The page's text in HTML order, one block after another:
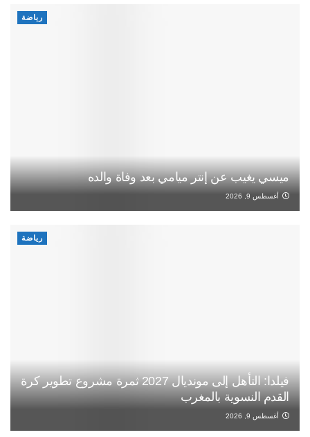
رياضة
ميسي يغيب عن إنتر ميامي بعد وفاة والده
أغسطس 9, 2026
رياضة
فيلدا: التأهل إلى مونديال 2027 ثمرة مشروع تطوير كرة
القدم النسوية بالمغرب
أغسطس 9, 2026